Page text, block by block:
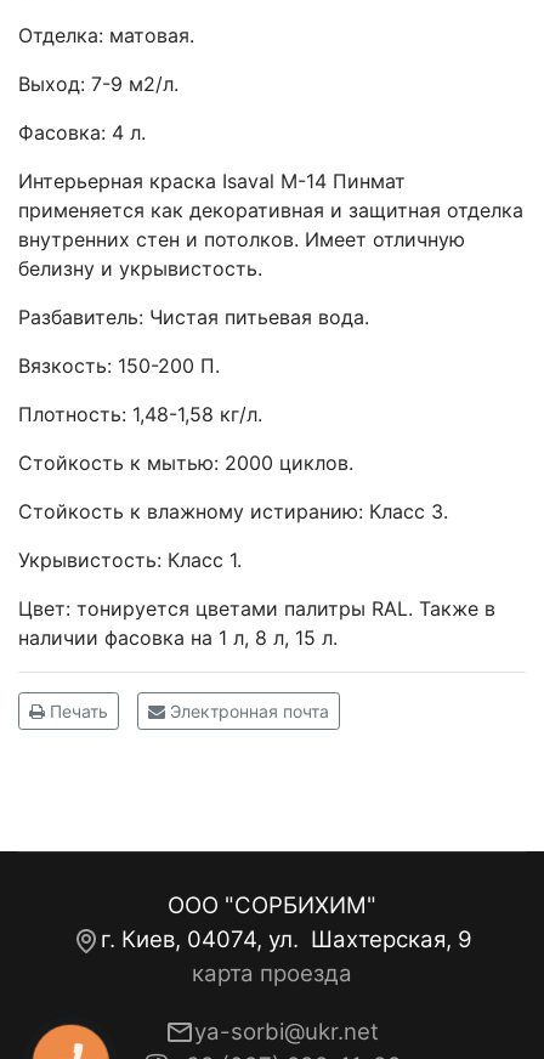
Отделка: матовая.
Выход: 7-9 м2/л.
Фасовка: 4 л.
Интерьерная краска Isaval М-14 Пинмат
применяется как декоративная и защитная отделка
внутренних стен и потолков. Имеет отличную
белизну и укрывистость.
Разбавитель: Чистая питьевая вода.
Вязкость: 150-200 П.
Плотность: 1,48-1,58 кг/л.
Стойкость к мытью: 2000 циклов.
Стойкость к влажному истиранию: Класс 3.
Укрывистость: Класс 1.
Цвет: тонируется цветами палитры RAL. Также в
наличии фасовка на 1 л, 8 л, 15 л.
Печать Электронная почта
ООО "СОРБИХИМ"
г. Киев, 04074, ул. Шахтерская, 9
карта проезда
ya-sorbi@ukr.net